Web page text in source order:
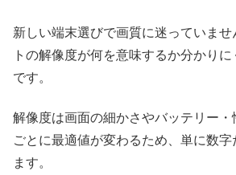
新しい端末選びで画質に迷っていま
トの解像度が何を意味するか分かり
です。
解像度は画面の細かさやバッテリー
ごとに最適値が変わるため、単に数
ます。